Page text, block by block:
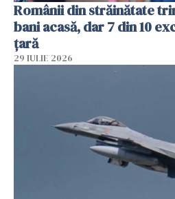
Românii din străinătate
bani acasă, dar 7 din 10
țară
29 IULIE 2026